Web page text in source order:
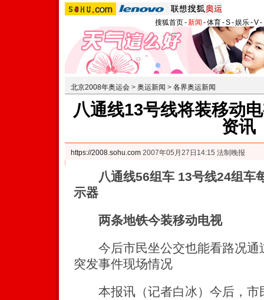
搜狐首页-新闻 -体育-S-娱乐-V-
北京2008年奥运会 > 奥运新闻 > 各界奥运新闻
八通线13号线将装移动
资讯
https://2008.sohu.com 2007年05月27日14:15 法制晚报
八通线56组车 13号线24组车
示器
两条地铁今装移动电视
今后市民坐公交也能看路况通
突发事件现场情况
本报讯（记者白冰）今后，市